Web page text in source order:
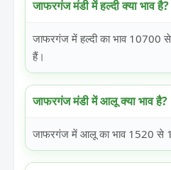
जाफरगंज मंडी में हल्दी क्या भाव है?
जाफरगंज में हल्दी का भाव 10700
हैं।
जाफरगंज मंडी में आलू क्या भाव है?
जाफरगंज में आलू का भाव 1520 से